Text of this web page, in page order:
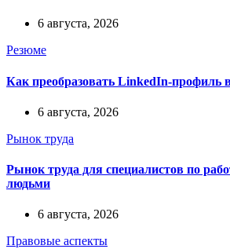
6 августа, 2026
Резюме
Как преобразовать LinkedIn-профиль
6 августа, 2026
Рынок труда
Рынок труда для специалистов по
людьми
6 августа, 2026
Правовые аспекты